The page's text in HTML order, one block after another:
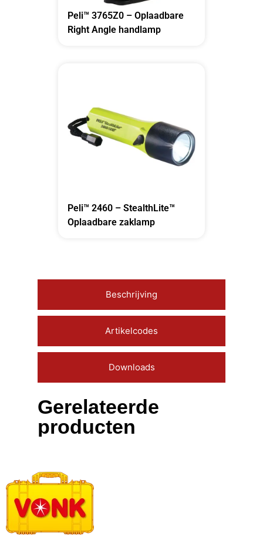
Beschrijving
Artikelcodes
Downloads
Peli™ 3765Z0 – Oplaadbare
Right Angle handlamp
Peli™ 2460 – StealthLite™
Oplaadbare zaklamp
Gerelateerde
producten